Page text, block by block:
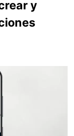
y